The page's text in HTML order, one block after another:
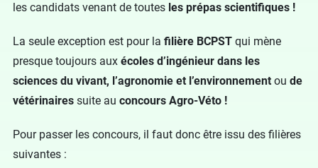
les candidats venant de toutes les prépas scientifiques !
La seule exception est pour la filière BCPST qui mène
presque toujours aux écoles d’ingénieur dans les
sciences du vivant, l’agronomie et l’environnement ou de
vétérinaires suite au concours Agro-Véto !
Pour passer les concours, il faut donc être issu des filières
suivantes :